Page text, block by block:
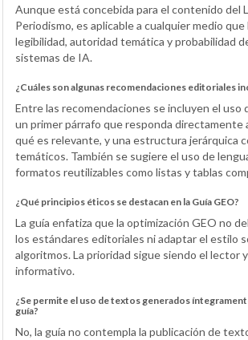
Aunque está concebida para el contenido del
Periodismo, es aplicable a cualquier medio
legibilidad, autoridad temática y probabilidad
sistemas de IA.
¿Cuáles son algunas recomendaciones editoriales
Entre las recomendaciones se incluyen el uso
un primer párrafo que responda directamente
qué es relevante, y una estructura jerárquica
temáticos. También se sugiere el uso de
formatos reutilizables como listas y tablas
¿Qué principios éticos se destacan en la Guía GEO?
La guía enfatiza que la optimización GEO no
los estándares editoriales ni adaptar el estilo
algoritmos. La prioridad sigue siendo el lector
informativo.
¿Se permite el uso de textos generados
guía?
No, la guía no contempla la publicación de